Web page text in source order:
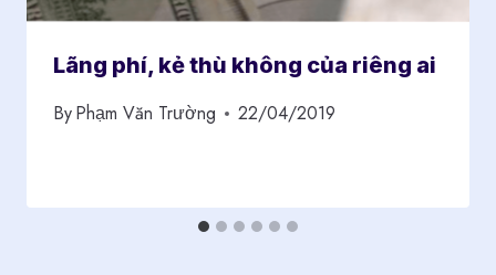
Lãng phí, kẻ thù không của riêng ai
ByPhạm Văn Trường 22/04/2019